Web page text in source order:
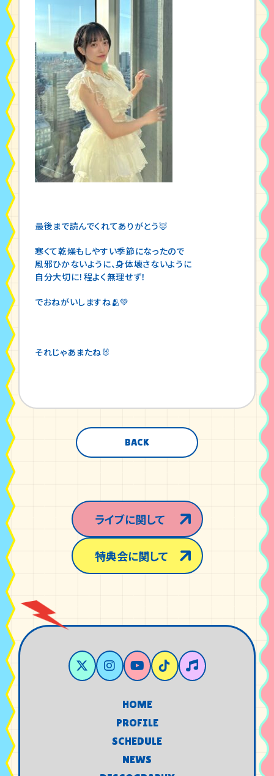
最後まで読んでくれてありがとう🦊
寒くて乾燥もしやすい季節になったので
風邪ひかないように、身体壊さないように
自分大切に！程よく無理せず！
でおねがいしますね🫂💚
それじゃあまたね🐰
BACK
ライブに関して
特典会に関して
HOME
HOME
PROFILE
PROFILE
SCHEDULE
SCHEDULE
NEWS